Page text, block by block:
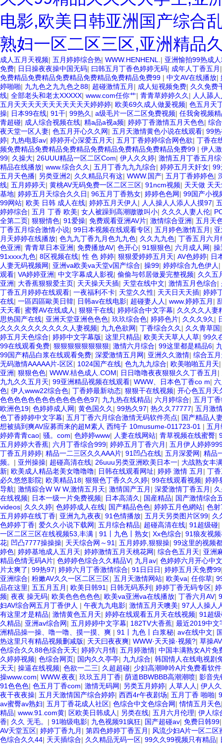
电影,欧美日韩亚洲国产综合
熟妇一区二区三区,亚洲精品
成人五月天视频| 五月婷婷综合热| WWW.HENHENL. | 亚洲愉拍99热成
免费| 日日操夜夜操中国无码| 曰韩五月丁香色婷婷无码| 成年人丁香五月
免费精品免费精品免费精品免费精品免费精品免费99 | 中文AV在线播放|
婷啪啪| 九九色之九九色之88| 超碰激情五月 | 成人短视频免费| 久久免费
线| 全部老头和老太XXXXX| www.com任你艹| 青青草婷婷久久 | 人人舔
五月天天天天天天天天天天天婷婷婷| 欧美69久成人做爰视频| 色五月天
操| 日本99在线| 91干| 99热久 | a级毛片一区二区免费视频| 任我肏视频
青超碰| 成人综合视频在线| 精a品a视a频| 婷婷丁香激情五月天色色| 综
夜天堂一区人妻| 色五月开心久久网| 五月天激情黄色小说在线观看| 99
婷| 九热电影av| 婷婷开心深爱五月天| 五月丁香婷婷综合网色欲| 丁香在
频免费精品免费精品免费精品免费精品免费精品免费精品免费99 | 伊人
99| 久操大| 26UUU精品一区二区Com| 伊人久久婷| 激情五月丁香五月
精品在线播放| www.综合久久 | 五月丁香九九九综合| 婷婷五月天奸女| 99
五月天色播| 另类亚洲2| 久久精品只有这| WWW.国产| 五月丁香婷婷色|
线| 五月婷婷天| 黄桃AV无码免费一区二区三区| 91ncm视频| 天天做 天
基地| 婷婷五月天综合久久日| 96五月丁香熟女| 婷婷色色网| 99国产小视
99网站| 欧美 日韩 成人在线| 婷婷五月天伊人 | 人人操人人添人人摸97|
婷婷综合| 五月 丁香 欧美| 女人被躁到高潮嗷嗷叫小| 久久久人妻人伦|
全第二页| 狠狠情色| 91爱操| 免费观看亚洲AV片| 激情综合亚洲| 五月天
丁香五月综合激情小说| 99日本视频在线观看专区| 五月婷色激情五月 |
月天婷婷在线播放| 色九九丁香九月色九九色| 久久九九色| 丁香五月六月
色亚洲| 青青草日本亚洲| 免费播放AV| 色开心| 91狠狠色| 六月成人网| 操
91xxxx九色| 8区视频在线|性 色 婷婷| 狠狠爱婷婷五月天| AV色婷婷| 日
人妻无码视频网| 亚洲va欧美va天堂v国产综合| 操99| 婷婷综合九色伊人 |
观看| VA婷婷亚洲| 中文字幕成人影视| 偷偷与邻居做爰完整视频| 久久五
亚洲| 大香蕉狠狠爱主页| 天天操天天插| 天堂在线中文| 激情五月色综合|
丁香五月婷婷在线观看| 一夜福利不卡| 天堂久久性| 天天日天天插| 婷婷
在线| 一區四區歐美日韓| 日韩av在线电影| 超碰妻人人 | www.婷婷五月 |
天天看| 蜜臀AV在线成人 | 狠狠干在线| 婷婷综合中文字幕| 久久久久人妻
思热国产在线| 亚洲天堂亚洲色色色| 玖玖综合色| 婷婷色片| 久久久9久 |
久久久久久久久久久久人妻视频| 九九色欲网| 丁香综合久久 | 久久青草国
婷五月天色综合| 婷婷中文字幕版| 这里只精品| 欧美天天草人人草| 99久
99在线观看免费| 狠狠狠狠狠狠狠狠| 激情六月综合| 99这里都是精品6|
99国产精品白浆在线观看免费| 深爱激情五月网| 亚洲久久激情| 综合五
无码激情AAAAA片-区区| 1024国产在线| 色九九九综合| 欧美啪啪五月天
亚洲| 狠狠色色| WWW.桔色成人.COM| 日日噜噜夜夜狠狠久久丁香五月 |
九九久久五月天| 99亚洲精品视频在线观看| WWW、日本色丁香co m|
色| 伊人www22综合色| 丁香婷最新动态| 狠狠干在线视频| 开心色五月天
色色色色色色色色色色色色色97| 九九热在线精品| 六月婷综合| 五月丁
欧洲色19| 色婷婷成人网| 黄色国久久 | 99热久97| 热久久77777| 五月激
色丁香婷婷中文字幕| 五月丁香六月综合激情无码软件亮点| 国产精品人
想被搞到爽AV应募而来的超M素人 西纯子 10musume-011723-01 | 五月
婷婷青青cao| 骚。com| 色婷婷www| 人妻在线网站| 青草视频在线蜜臀|
五月婷婷大香蕉| 六月丁香综合999| 婷婷五月丁香六月 | 五月伊人婷婷
丁香五月婷婷| 精品一二三区久久AAA片| 91凹凸在线| 五月深爱网| 精品
频。 | 亚州操操| 超碰高清在线| 26uuu另类亚洲欧美日本一| 大战熟女丰
新| 欧美成人精品老美女噜噜噜| 日韩在线观看网址| 婷婷 激情 五月 | 丁
必久悠悠影院| 欧美精品18| 狠狠色丁香久久久婷| 99在线观看视频| 婷婷
导航| 激情綜合W W W,激情五月天| 激情国产五月 | 深爱激情丁香五月 |
在线视频| 日本一级一片免费视频| 日本高清久 | 国産精品| 国产激情综合
videos| 久久久婷| 色婷婷成人在线| 国产精品色色| 婷婷五月色網站| 色
五月婷婷在线丁香| 亚洲九九夜夜| 91色情播放| 五月天另类图片区99| 久
色婷婷丁香| 爱久久小说下载网| 五月综合精品| 超碰高清在线| 91超级碰|
一区二区三区在线视频53,丰满 | 91丨九色丨熟女| Xx色综合| 91狼友视
花| 凹凸7777操操操| 天天综合网～91 | 五月婷婷,狠狠操| 99这里的视频
婷色| 婷婷基地成人五月天| 婷婷激情五月天桃花网| 综合色五月天| 亚洲
精品色情无码A片| 色婷婷色综合久久精品V| 九月av| 色婷婷六月开心中
片太爽了| 99热97| 婷婷六月丁香激情综合| 91日日日| 婷婷五月天免费99
亚洲综合| 粉嫩AV久久一区二区三区| 五月天激情网站| 欧美va| 任你草|
品在这里| 五五月五月 | 欧美日韩91 | 日韩无码系列 | 婷婷丁香无码专区|
频| 夜夜 操无码| 欧美色色色色色| 欧美va亚洲va在线播放| 丁香六月AV|
妇AV综合网五月丁香伊人 | 午夜九九电影| 激情五月天噢美| 97人人操人
有这里才是精品| 激情黄色五月天| 婷婷在线观看五月天在线视频| 91超
久精品| 亚洲av综合网| 五月婷婷中文字幕| 182TV大香蕉| 最近2019中文
洲精品操一操、噜一噜、摸一摸、爽 | 91丨九色丨白浆秘| av在线中文|
热这里只有精品视频删减版| 天天曰夜夜爽| WWW·天天操·视频?| 草操
色综合久久88色综合天天| 婷婷六月情| 五月婷激情| 中国丰满熟女A片免
久婷婷视频| 色综合网页| 国内久久亭亭| 九九综合| 韩国情人在线电视剧
天天| 操逼在线视频| 色欲一二三| 久超超碰| 少妇高潮呻吟A片免费看软件
操www.com| WWW.夜夜| 玖玖五月丁香| 荫道BBWBBB高潮潮喷| 影音先
91色色色| 色五月丁香com| 激情无码网| 另类五月婷婷| 人草人人 | 伊人
夜干夜夜操| 五月天激情国产综合婷婷| 西西4r午夜剧场| 五月丁香 啪啪|
av蜜臀av熟妇| 五月丁香花成人社区| 色综合中文色综合网|情情五月天色
精品| www.91.com黄| 区欧美日韩成人 | 另类在线| 五月六月伦理| 伊人综
香| 久久 无毛。 | 91啪级电影| 九色视频91疯狂| 国产超碰av| 免费日韩99
AV天堂五区| 婷婷丁香九月 | 第四色婷婷丁香五月 | 风流少妇A片一区二区
色综合久久44| 天天插综合| 久久精品无码一区| 99久久99视频只有精品|